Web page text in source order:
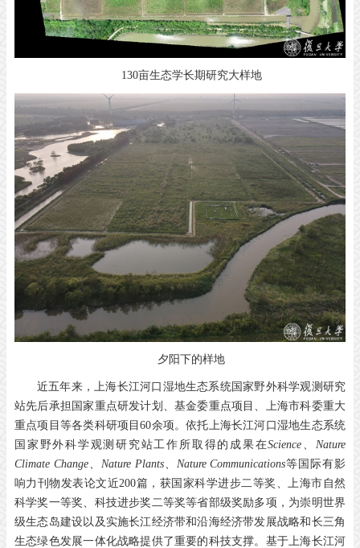
130亩生态学长期研究大样地
夕阳下的样地
近五年来，上海长江河口湿地生态系统国家野外科学观测研究
站先后承担国家重点研发计划、基金委重点项目、上海市科委重大
重点项目等各类科研项目60余项。依托上海长江河口湿地生态系统
国家野外科学观测研究站工作所取得的成果在Science、Nature
Climate Change、Nature Plants、Nature Communications等国际有影
响力刊物发表论文近200篇，获国家科学进步二等奖、上海市自然
科学奖一等奖、科技进步奖二等奖等省部级奖励多项，为崇明世界
级生态岛建设以及实施长江经济带和沿海经济带发展战略和长三角
生态绿色发展一体化战略提供了重要的科技支撑。基于上海长江河